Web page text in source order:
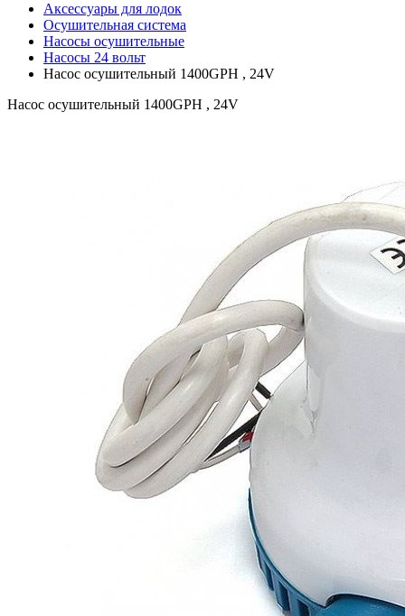
Аксессуары для лодок
Осушительная система
Насосы осушительные
Насосы 24 вольт
Насос осушительный 1400GPH , 24V
Насос осушительный 1400GPH , 24V